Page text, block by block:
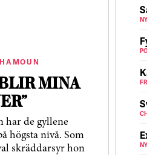
MINA
har de gyllene
högsta nivå. Som
skräddarsyr hon